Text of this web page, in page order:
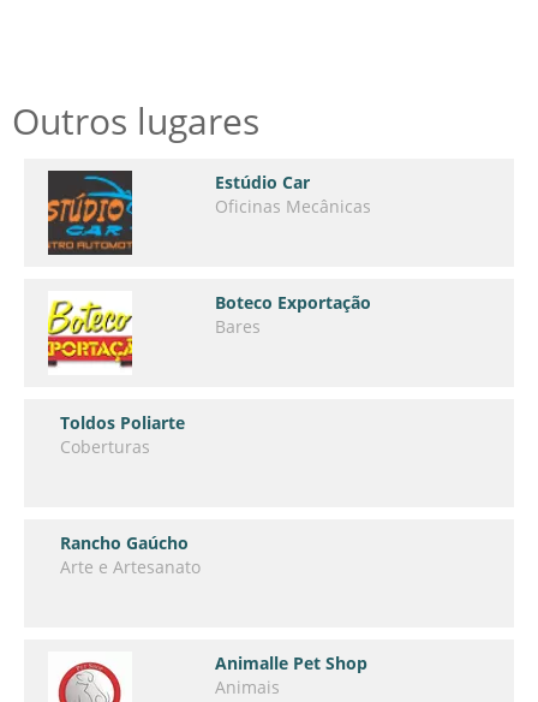
Outros lugares
Estúdio Car
Oficinas Mecânicas
Boteco Exportação
Bares
Toldos Poliarte
Coberturas
Rancho Gaúcho
Arte e Artesanato
Animalle Pet Shop
Animais